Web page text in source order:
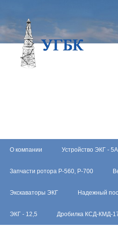
О компании Устройство ЭКГ - 5А
Запчасти ротора Р-560, Р-700
Экскаваторы ЭКГ Надежный
ЭКГ - 12,5 Дробилка КСД-КМД-